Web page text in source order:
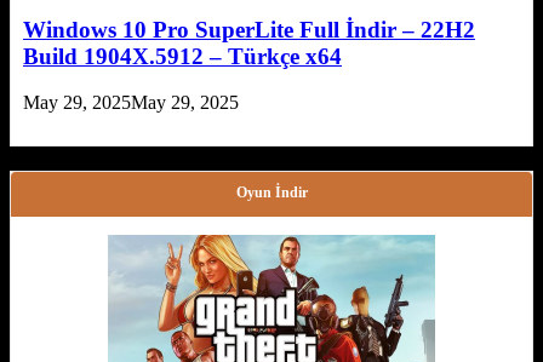
Windows 10 Pro SuperLite Full İndir – 22H2
Build 1904X.5912 – Türkçe x64
May 29, 2025May 29, 2025
Oyun İndir